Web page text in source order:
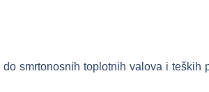
smrtonosnih toplotnih valova i